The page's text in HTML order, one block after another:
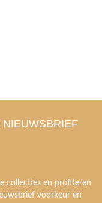
collecties en profiteren
voorkeur en